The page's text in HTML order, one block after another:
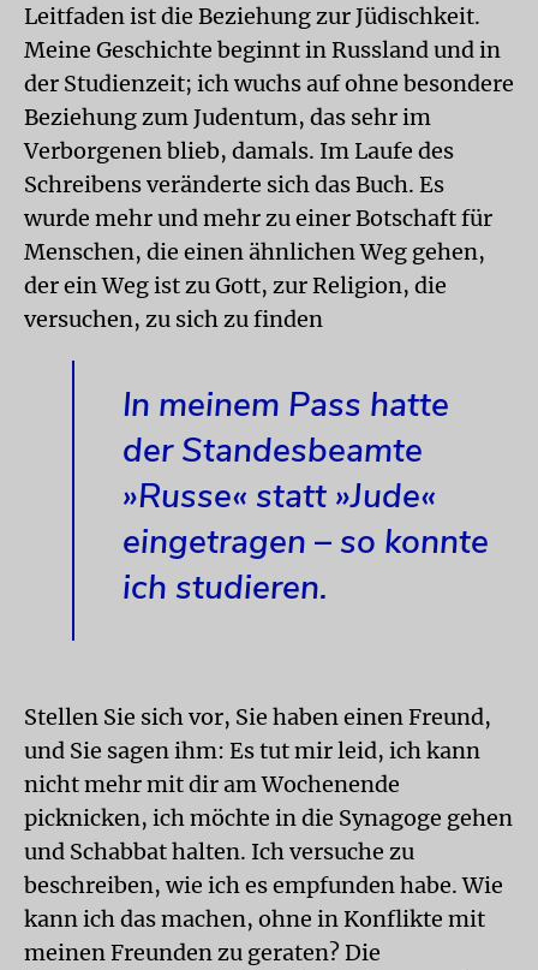
Leitfaden ist die Beziehung zur Jüdischkeit.
Meine Geschichte beginnt in Russland und in
der Studienzeit; ich wuchs auf ohne besondere
Beziehung zum Judentum, das sehr im
Verborgenen blieb, damals. Im Laufe des
Schreibens veränderte sich das Buch. Es
wurde mehr und mehr zu einer Botschaft für
Menschen, die einen ähnlichen Weg gehen,
der ein Weg ist zu Gott, zur Religion, die
versuchen, zu sich zu finden
In meinem Pass hatte
der Standesbeamte
»Russe« statt »Jude«
eingetragen – so konnte
ich studieren.
Stellen Sie sich vor, Sie haben einen Freund,
und Sie sagen ihm: Es tut mir leid, ich kann
nicht mehr mit dir am Wochenende
picknicken, ich möchte in die Synagoge gehen
und Schabbat halten. Ich versuche zu
beschreiben, wie ich es empfunden habe. Wie
kann ich das machen, ohne in Konflikte mit
meinen Freunden zu geraten? Die